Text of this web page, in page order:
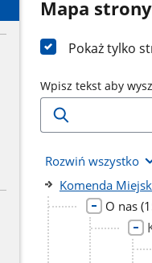
Mapa strony
Pokaż tylko
Wpisz tekst aby
Rozwiń wszystko
Komenda
O nas